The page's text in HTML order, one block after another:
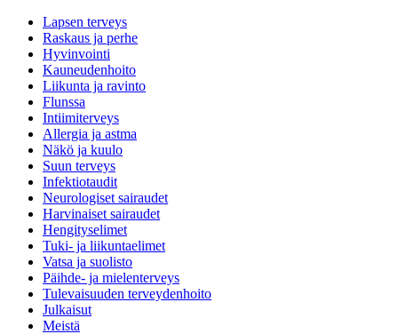
Lapsen terveys
Raskaus ja perhe
Hyvinvointi
Kauneudenhoito
Liikunta ja ravinto
Flunssa
Intiimiterveys
Allergia ja astma
Näkö ja kuulo
Suun terveys
Infektiotaudit
Neurologiset sairaudet
Harvinaiset sairaudet
Hengityselimet
Tuki- ja liikuntaelimet
Vatsa ja suolisto
Päihde- ja mielenterveys
Tulevaisuuden terveydenhoito
Julkaisut
Meistä